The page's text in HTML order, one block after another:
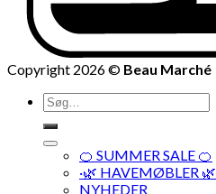
Copyright 2026 © Beau Marché
Søg
efter:
🍊 SUMMER SALE 🍊
·🌿 HAVEMØBLER 🌿
NYHEDER